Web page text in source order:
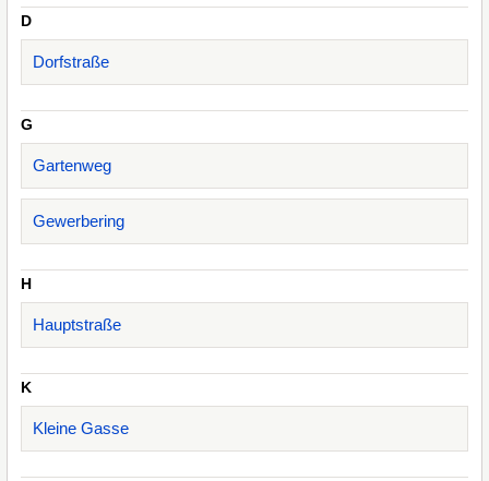
D
Dorfstraße
G
Gartenweg
Gewerbering
H
Hauptstraße
K
Kleine Gasse